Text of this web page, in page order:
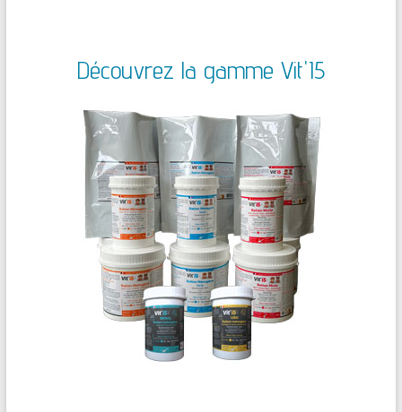
Découvrez la gamme Vit'I5